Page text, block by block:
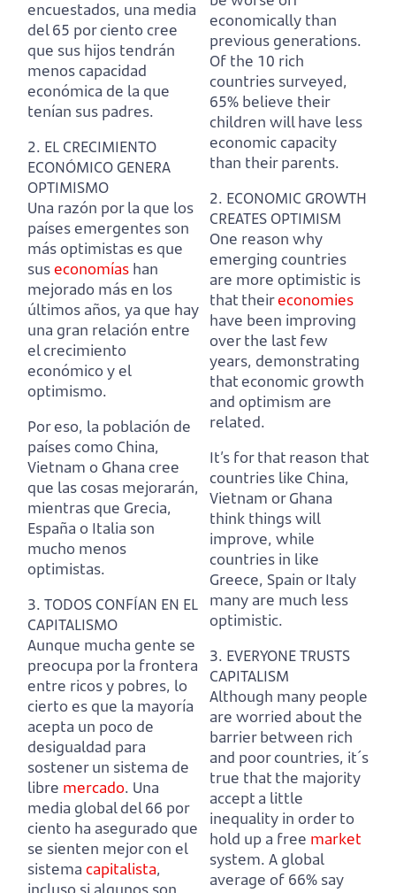
encuestados, una media
del 65 por ciento cree
que sus hijos tendrán
menos capacidad
económica de la que
tenían sus padres.
2. EL CRECIMIENTO
ECONÓMICO GENERA
OPTIMISMO
Una razón por la que los
países emergentes son
más optimistas es que
suseconomías han
mejorado más en los
últimos años, ya que hay
una gran relación entre
el crecimiento
económico y el
optimismo.
Por eso, la población de
países como China,
Vietnam o Ghana cree
que las cosas mejorarán,
mientras que Grecia,
España o Italia son
mucho menos
optimistas.
3. TODOS CONFÍAN EN EL
CAPITALISMO
Aunque mucha gente se
preocupa por la frontera
entre ricos y pobres, lo
cierto es que la mayoría
acepta un poco de
desigualdad para
sostener un sistema de
libre mercado. Una
media global del 66 por
ciento ha asegurado que
se sienten mejor con el
sistema capitalista,
incluso si algunos son
economically than
previous generations.
Of the 10 rich
countries surveyed,
65% believe their
children will have less
economic capacity
than their parents.
2. ECONOMIC GROWTH
CREATES OPTIMISM
One reason why
emerging countries
are more optimistic is
that theireconomies
have been improving
over the last few
years, demonstrating
that economic growth
and optimism are
related.
It’s for that reason that
countries like China,
Vietnam or Ghana
think things will
improve, while
countries in like
Greece, Spain or Italy
many are much less
optimistic.
3. EVERYONE TRUSTS
CAPITALISM
Although many people
are worried about the
barrier between rich
and poor countries, it´s
true that the majority
accept a little
inequality in order to
hold up a free market
system. A global
average of 66% say